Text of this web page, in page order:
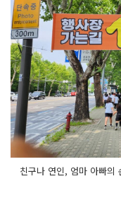
친구나 연인, 엄마 아빠의